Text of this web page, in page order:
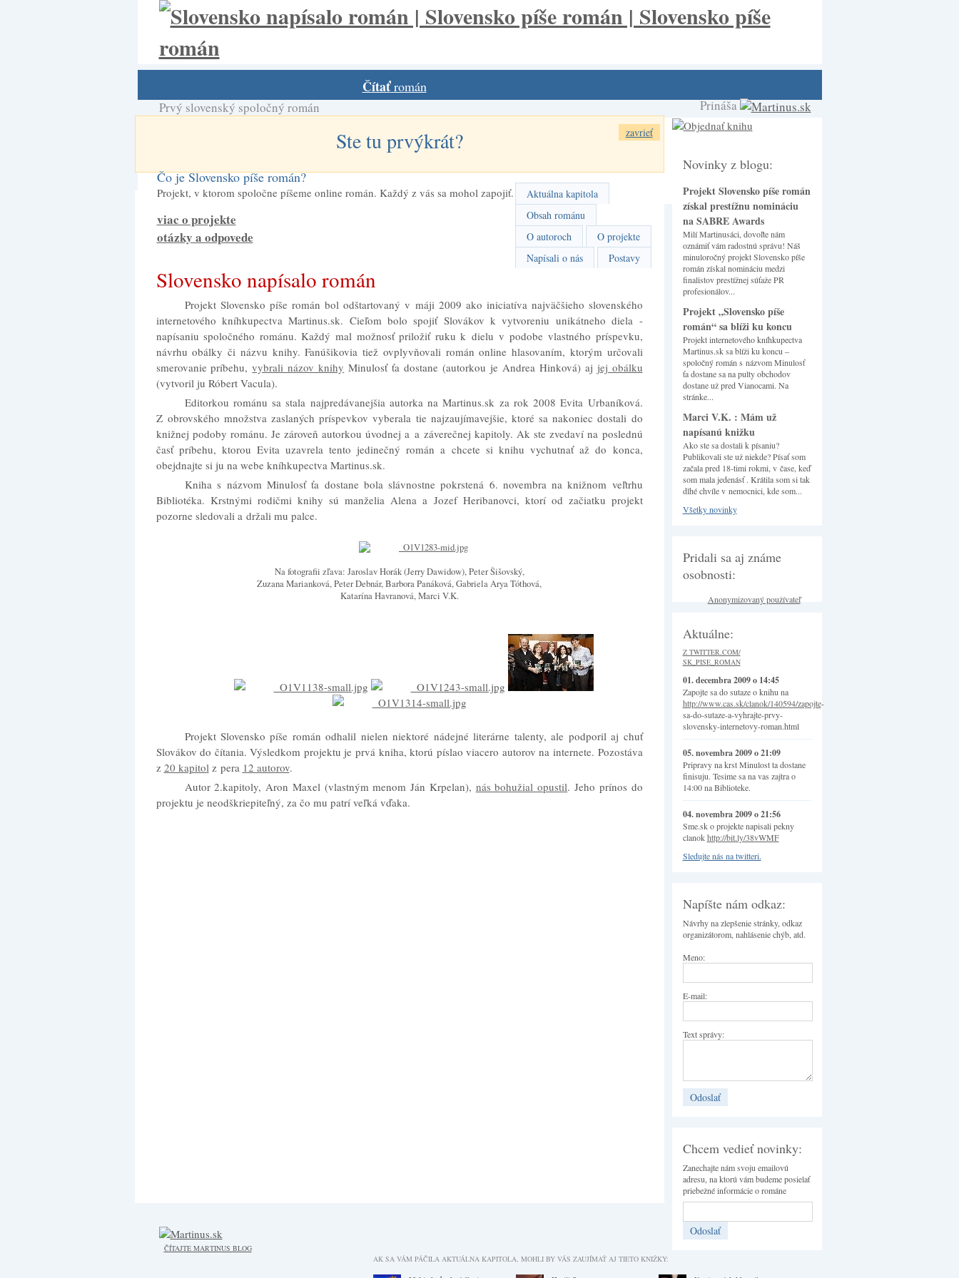
Prvý slovenský spoločný román Prináša
Čítaťromán
Ste tu prvýkrát? zavrieť
Čo je Slovensko píše román?
Projekt, v ktorom spoločne píšeme online román. Každý z vás sa mohol zapojiť.
viac o projekte
otázky a odpovede
Aktuálna kapitola
Obsah románu
O autoroch
O projekte
Napísali o nás
Postavy
Slovensko napísalo román
Projekt Slovensko píše román bol odštartovaný v máji 2009 ako iniciatíva najväčšieho slovenského
internetového kníhkupectva Martinus.sk. Cieľom bolo spojiť Slovákov k vytvoreniu unikátneho diela -
napísaniu spoločného románu. Každý mal možnosť priložiť ruku k dielu v podobe vlastného príspevku,
návrhu obálky či názvu knihy. Fanúšikovia tiež ovplyvňovali román online hlasovaním, ktorým určovali
smerovanie príbehu,vybrali názov knihy Minulosť ťa dostane (autorkou je Andrea Hinková) aj jej obálku
(vytvoril ju Róbert Vacula).
Editorkou románu sa stala najpredávanejšia autorka na Martinus.sk za rok 2008 Evita Urbaníková.
Z obrovského množstva zaslaných príspevkov vyberala tie najzaujímavejšie, ktoré sa nakoniec dostali do
knižnej podoby románu. Je zároveň autorkou úvodnej a a záverečnej kapitoly. Ak ste zvedaví na poslednú
časť príbehu, ktorou Evita uzavrela tento jedinečný román a chcete si knihu vychutnať až do konca,
obejdnajte si ju na webe kníhkupectva Martinus.sk.
Kniha s názvom Minulosť ťa dostane bola slávnostne pokrstená 6. novembra na knižnom veľtrhu
Bibliotéka. Krstnými rodičmi knihy sú manželia Alena a Jozef Heribanovci, ktorí od začiatku projekt
pozorne sledovali a držali mu palce.
Na fotografii zľava: Jaroslav Horák (Jerry Dawidow), Peter Šišovský,
Zuzana Marianková, Peter Debnár, Barbora Panáková, Gabriela Arya Tóthová,
Katarína Havranová, Marci V.K.
Projekt Slovensko píše román odhalil nielen niektoré nádejné literárne talenty, ale podporil aj chuť
Slovákov do čítania. Výsledkom projektu je prvá kniha, ktorú píslao viacero autorov na internete. Pozostáva
z 20 kapitolz pera 12 autorov.
Autor 2.kapitoly, Aron Maxel (vlastným menom Ján Krpelan), nás bohužial opustil. Jeho prínos do
projektu je neodškriepiteľný, za čo mu patrí veľká vďaka.
Novinky z blogu:
Projekt Slovensko píše román
získal prestížnu nomináciu
na SABRE Awards
Milí Martinusáci, dovoľte nám
oznámiť vám radostnú správu! Náš
minuloročný projekt Slovensko píše
román získal nomináciu medzi
finalistov prestížnej súťaže PR
profesionálov...
Projekt „Slovensko píše
román“ sa blíži ku koncu
Projekt internetového kníhkupectva
Martinus.sk sa blíži ku koncu –
spoločný román s názvom Minulosť
ťa dostane sa na pulty obchodov
dostane už pred Vianocami. Na
stránke...
Marci V.K. : Mám už
napísanú knižku
Ako ste sa dostali k písaniu?
Publikovali ste už niekde? Písať som
začala pred 18-timi rokmi, v čase, keď
som mala jedenásť . Krátila som si tak
dlhé chvíle v nemocnici, kde som...
Všetky novinky
Pridali sa aj známe
osobnosti:
Anonymizovaný používateľ
Aktuálne:
Z TWITTER.COM/
SK_PISE_ROMAN
01. decembra 2009 o 14:45
Zapojte sa do sutaze o knihu na
http://www.cas.sk/clanok/140594/zapojte-
sa-do-sutaze-a-vyhrajte-prvy-
slovensky-internetovy-roman.html
05. novembra 2009 o 21:09
Pripravy na krst Minulost ta dostane
finisuju. Tesime sa na vas zajtra o
14:00 na Biblioteke.
04. novembra 2009 o 21:56
Sme.sk o projekte napisali pekny
clanokhttp://bit.ly/38vWMF
Sledujte nás na twitteri.
Napíšte nám odkaz:
Návrhy na zlepšenie stránky, odkaz
organizátorom, nahlásenie chýb, atd.
Meno:
E-mail:
Text správy:
Chcem vedieť novinky:
Zanechajte nám svoju emailovú
adresu, na ktorú vám budeme posielať
priebežné informácie o románe
ČÍTAJTE MARTINUS BLOG
AK SA VÁM PÁČILA AKTUÁLNA KAPITOLA, MOHLI BY VÁS ZAUJÍMAŤ AJ TIETO KNIŽKY: